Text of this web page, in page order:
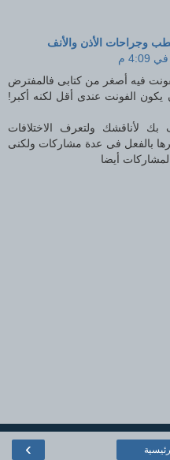
وجراحات الأذن والأنف
فيه أصغر من كتابى فالمفترض
الفونت عندى أقل لكنه أكبر!
لأناقشك ولتعرف الاختلافات
بالفعل فى عدة مشاركات ولكنى
أيضا
›